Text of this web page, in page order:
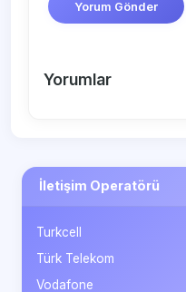
Yorum Gönder
Yorumlar
İletişim Operatörü
Turkcell
Türk Telekom
Vodafone